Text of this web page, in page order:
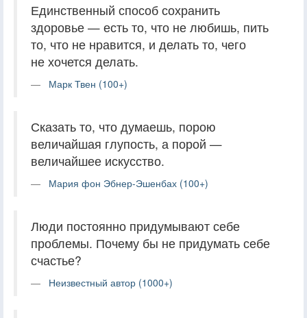
Единственный способ сохранить
здоровье — есть то, что не любишь, пить
то, что не нравится, и делать то, чего
не хочется делать.
Марк Твен (100+)
Сказать то, что думаешь, порою
величайшая глупость, а порой —
величайшее искусство.
Мария фон Эбнер-Эшенбах (100+)
Люди постоянно придумывают себе
проблемы. Почему бы не придумать себе
счастье?
Неизвестный автор (1000+)